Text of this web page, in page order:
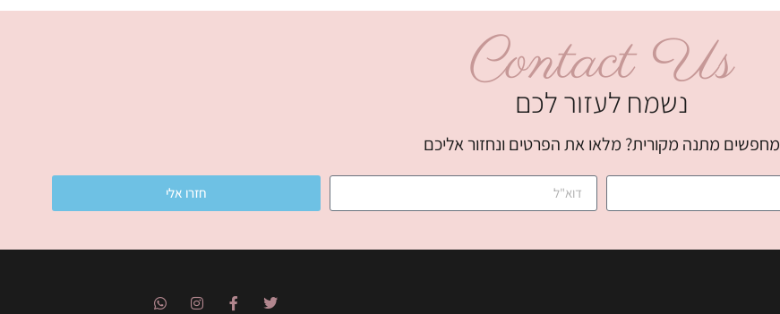
Contact Us
נשמח לעזור לכם
מחפשים מתנה מקורית? מלאו את הפרטים ונחזור אליכם
חזרו אלי